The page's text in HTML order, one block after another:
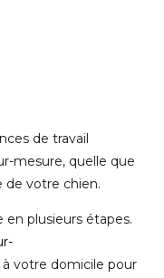
de travail
mesure, quelle que
de votre chien.
plusieurs étapes.
à votre domicile pour